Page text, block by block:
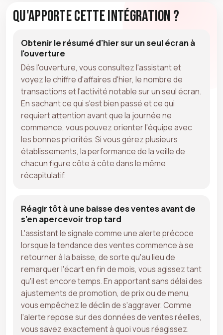
Qu'apporte cette intégration ?
Obtenir le résumé d'hier sur un seul écran à
l'ouverture
Dès l'ouverture, vous consultez l'assistant et
voyez le chiffre d'affaires d'hier, le nombre de
transactions et l'activité notable sur un seul écran.
En sachant ce qui s'est bien passé et ce qui
requiert attention avant que la journée ne
commence, vous pouvez orienter l'équipe avec
les bonnes priorités. Si vous gérez plusieurs
établissements, la performance de la veille de
chacun figure côte à côte dans le même
récapitulatif.
Réagir tôt à une baisse des ventes avant de
s'en apercevoir trop tard
L'assistant le signale comme une alerte précoce
lorsque la tendance des ventes commence à se
retourner à la baisse, de sorte qu'au lieu de
remarquer l'écart en fin de mois, vous agissez tant
qu'il est encore temps. En apportant sans délai des
ajustements de promotion, de prix ou de menu,
vous empêchez le déclin de s'aggraver. Comme
l'alerte repose sur des données de ventes réelles,
vous savez exactement à quoi vous réagissez.